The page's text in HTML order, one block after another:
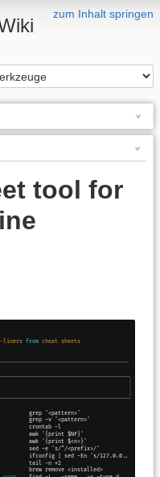
zum Inhalt springen
tool for